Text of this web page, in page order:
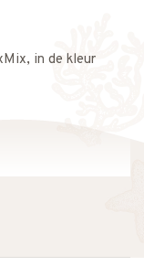
in de kleur